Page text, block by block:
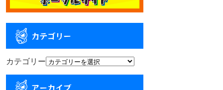
カテゴリー
カテゴリー
アーカイブ